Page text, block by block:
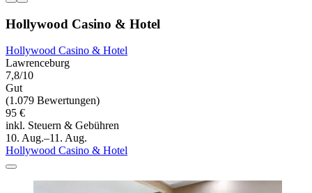
Hollywood Casino & Hotel
Hollywood Casino & Hotel
Lawrenceburg
7,8/10
Gut
(1.079 Bewertungen)
95 €
inkl. Steuern & Gebühren
10. Aug.–11. Aug.
Hollywood Casino & Hotel